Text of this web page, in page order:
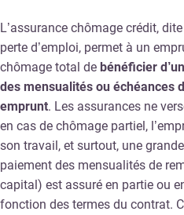
L’assurance chômage crédit,
perte d’emploi, permet à un
chômage total de bénéficier
des mensualités ou échéances
emprunt. Les assurances ne
en cas de chômage partiel,
son travail, et surtout, une
paiement des mensualités de
capital) est assuré en partie ou
fonction des termes du contrat.